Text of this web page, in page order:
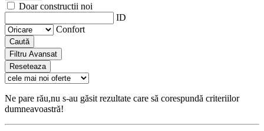
Doar constructii noi
ID
Confort
Caută
Filtru Avansat
Reseteaza
Ne pare rău,nu s-au găsit rezultate care să corespundă criteriilor
dumneavoastră!